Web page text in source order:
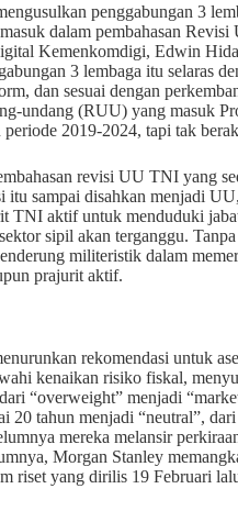
penggabungan 3
dalam pembahasan
Kemenkomdigi, Edwin
3 lembaga itu selaras
dan sesuai dengan
undang (RUU) yang masuk
2019-2024, tapi tak
revisi UU TNI yang
sampai disahkan menjadi
TNI aktif untuk menduduki
sipil akan terganggu.
militeristik dalam
prajurit aktif.
rekomendasi untuk
kenaikan risiko fiskal,
“overweight” menjadi
20 tahun menjadi “neutral”,
mereka melansir
Morgan Stanley
riset yang dirilis 19 Februari